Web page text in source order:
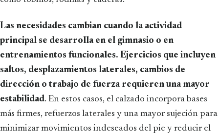
Las necesidades cambian cuando la actividad
principal se desarrolla en el gimnasio o en
entrenamientos funcionales. Ejercicios que incluyen
saltos, desplazamientos laterales, cambios de
dirección o trabajo de fuerza requieren una mayor
estabilidad. En estos casos, el calzado incorpora bases
más firmes, refuerzos laterales y una mayor sujeción para
minimizar movimientos indeseados del pie y reducir el